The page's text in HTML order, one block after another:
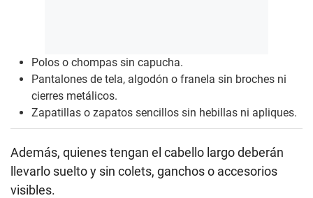
Polos o chompas sin capucha.
Pantalones de tela, algodón o franela sin broches ni
cierres metálicos.
Zapatillas o zapatos sencillos sin hebillas ni apliques.
Además, quienes tengan el cabello largo deberán
llevarlo suelto y sin colets, ganchos o accesorios
visibles.